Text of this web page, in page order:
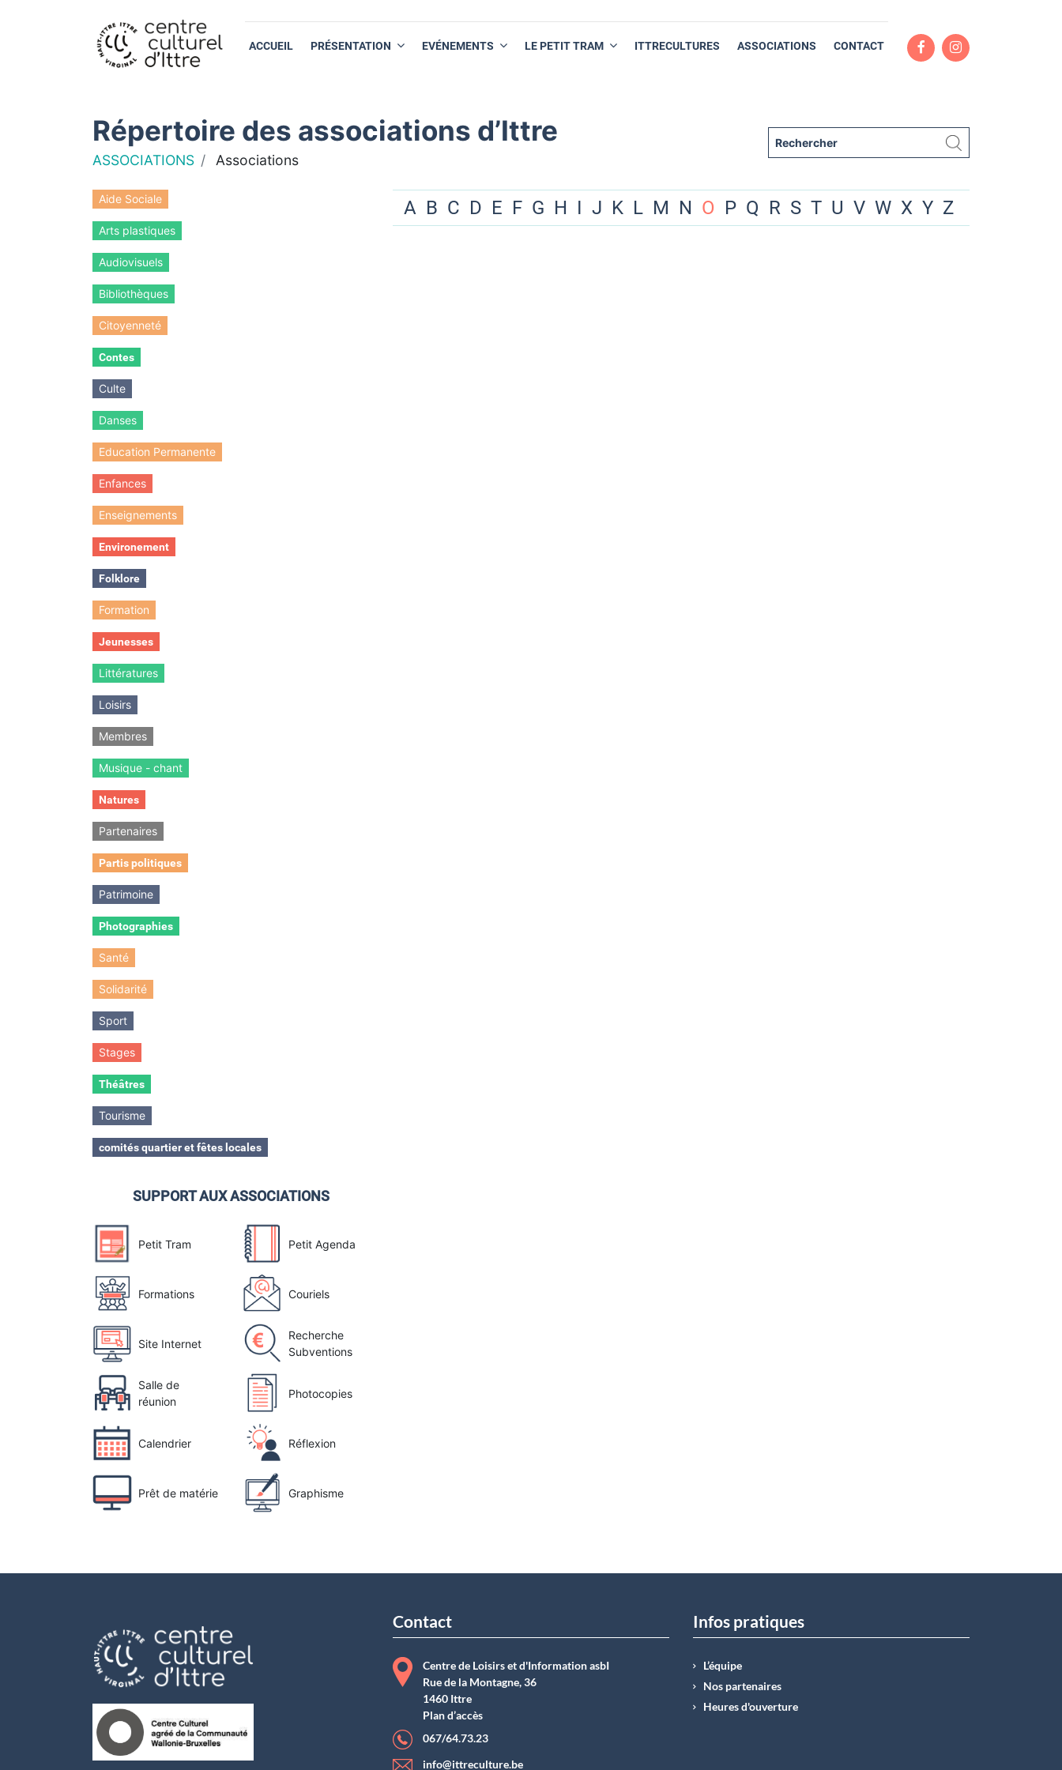
ACCUEIL PRÉSENTATION EVÉNEMENTS LE PETIT TRAM ITTRECULTURES ASSOCIATIONS CONTACT
Répertoire des associations d’Ittre
ASSOCIATIONS Associations
Aide Sociale
Arts plastiques
Audiovisuels
Bibliothèques
Citoyenneté
Contes
Culte
Danses
Education Permanente
Enfances
Enseignements
Environement
Folklore
Formation
Jeunesses
Littératures
Loisirs
Membres
Musique - chant
Natures
Partenaires
Partis politiques
Patrimoine
Photographies
Santé
Solidarité
Sport
Stages
Théâtres
Tourisme
comités quartier et fêtes locales
A B C D E F G H I J K L M N O P Q R S T U V W X Y Z
SUPPORT AUX ASSOCIATIONS
Petit Tram
Formations
Site Internet
Salle de
réunion
Calendrier
Prêt de matérie
Petit Agenda
Couriels
Recherche
Subventions
Photocopies
Réflexion
Graphisme
Contact
Centre de Loisirs et d'Information asbI
Rue de la Montagne, 36
1460 Ittre
Plan d’accès
067/64.73.23
info@ittreculture.be
Infos pratiques
L’équipe
Nos partenaires
Heures d'ouverture